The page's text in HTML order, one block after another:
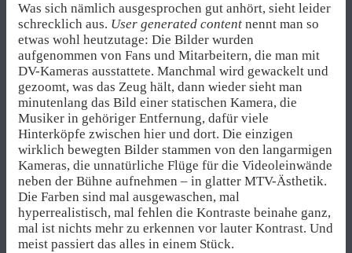
Was sich nämlich ausgesprochen gut anhört, sieht leider
schrecklich aus. User generated content nennt man so
etwas wohl heutzutage: Die Bilder wurden
aufgenommen von Fans und Mitarbeitern, die man mit
DV-Kameras ausstattete. Manchmal wird gewackelt und
gezoomt, was das Zeug hält, dann wieder sieht man
minutenlang das Bild einer statischen Kamera, die
Musiker in gehöriger Entfernung, dafür viele
Hinterköpfe zwischen hier und dort. Die einzigen
wirklich bewegten Bilder stammen von den langarmigen
Kameras, die unnatürliche Flüge für die Videoleinwände
neben der Bühne aufnehmen – in glatter MTV-Ästhetik.
Die Farben sind mal ausgewaschen, mal
hyperrealistisch, mal fehlen die Kontraste beinahe ganz,
mal ist nichts mehr zu erkennen vor lauter Kontrast. Und
meist passiert das alles in einem Stück.